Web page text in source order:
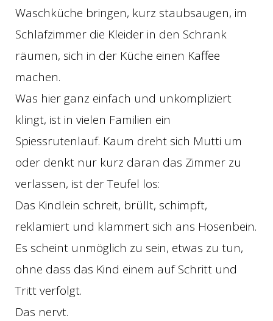
Waschküche bringen, kurz staubsaugen, im
Schlafzimmer die Kleider in den Schrank
räumen, sich in der Küche einen Kaffee
machen.
Was hier ganz einfach und unkompliziert
klingt, ist in vielen Familien ein
Spiessrutenlauf. Kaum dreht sich Mutti um
oder denkt nur kurz daran das Zimmer zu
verlassen, ist der Teufel los:
Das Kindlein schreit, brüllt, schimpft,
reklamiert und klammert sich ans Hosenbein.
Es scheint unmöglich zu sein, etwas zu tun,
ohne dass das Kind einem auf Schritt und
Tritt verfolgt.
Das nervt.